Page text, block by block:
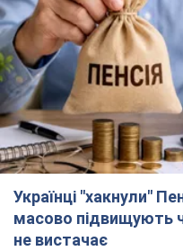
Українці "хакнули"
масово підвищують
не вистачає